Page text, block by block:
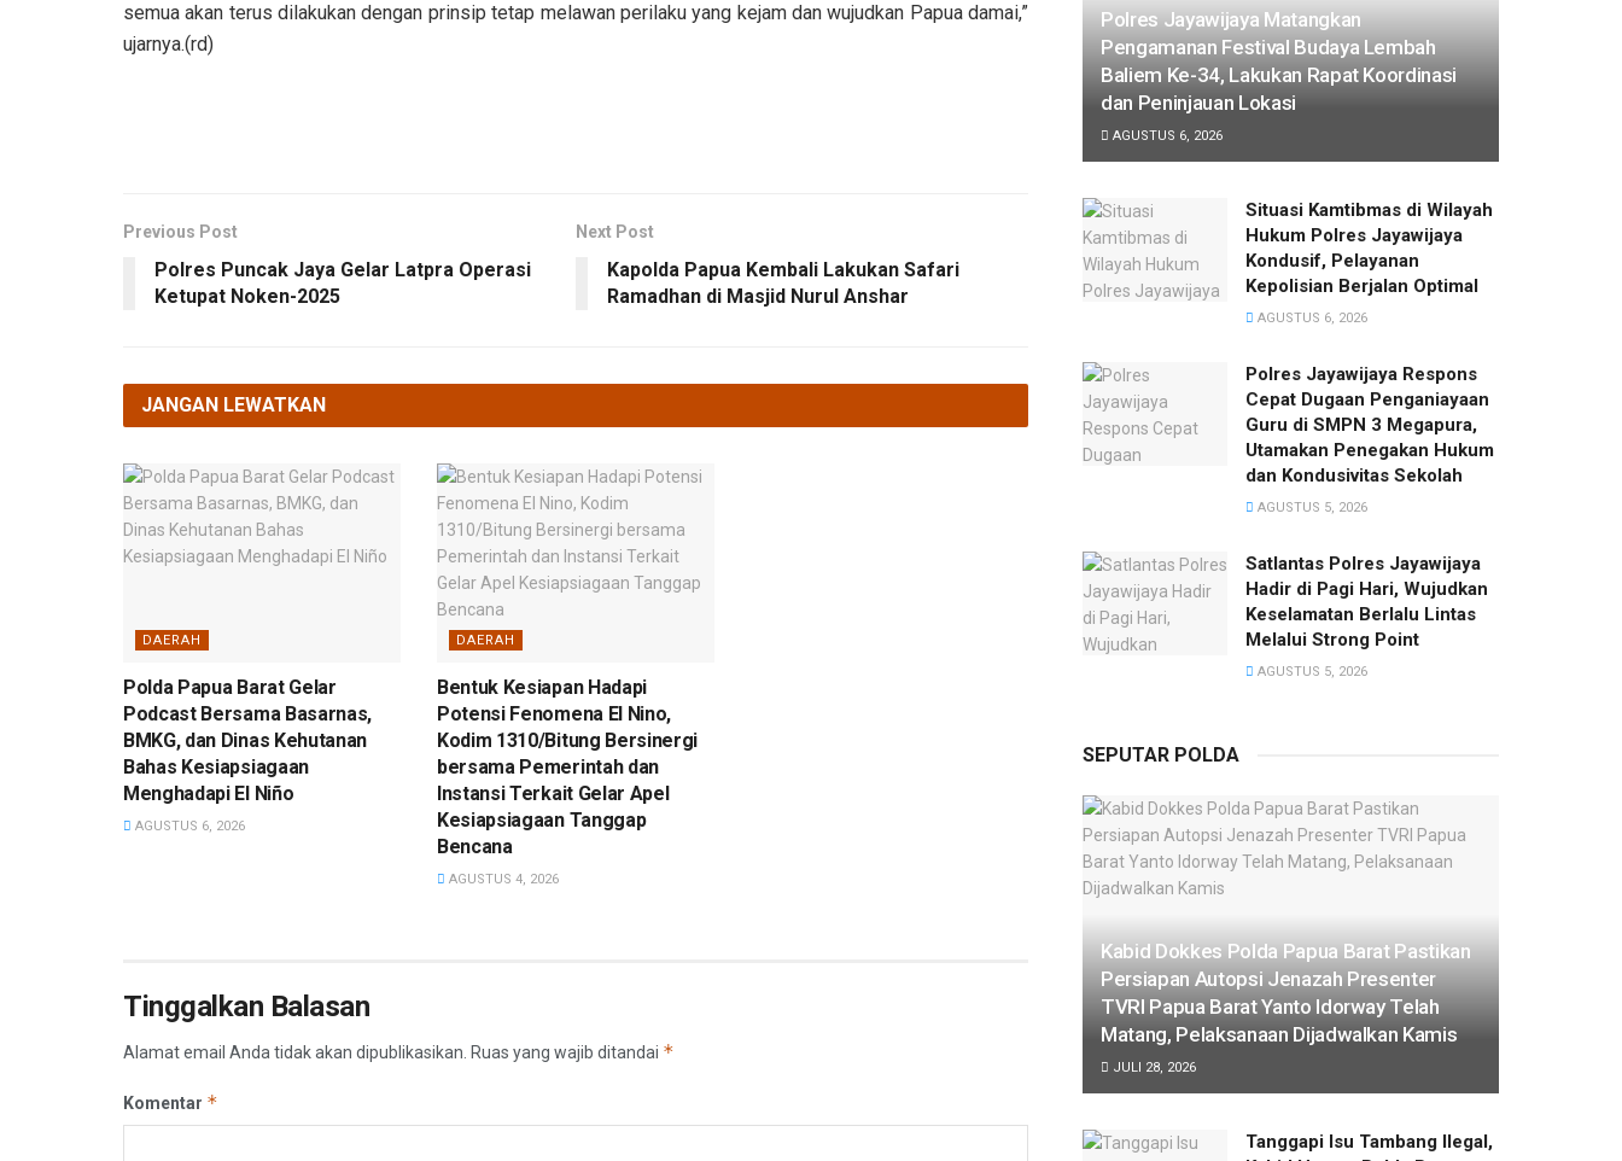
semua akan terus dilakukan dengan prinsip tetap melawan perilaku yang kejam dan wujudkan Papua damai,”
ujarnya.(rd)
Previous Post
Polres Puncak Jaya Gelar Latpra Operasi
Ketupat Noken-2025
Next Post
Kapolda Papua Kembali Lakukan Safari
Ramadhan di Masjid Nurul Anshar
JANGAN LEWATKAN
DAERAH
Polda Papua Barat Gelar
Podcast Bersama Basarnas,
BMKG, dan Dinas Kehutanan
Bahas Kesiapsiagaan
Menghadapi El Niño
AGUSTUS 6, 2026
DAERAH
Bentuk Kesiapan Hadapi
Potensi Fenomena El Nino,
Kodim 1310/Bitung Bersinergi
bersama Pemerintah dan
Instansi Terkait Gelar Apel
Kesiapsiagaan Tanggap
Bencana
AGUSTUS 4, 2026
Tinggalkan Balasan
Alamat email Anda tidak akan dipublikasikan. Ruas yang wajib ditandai *
Komentar *
Polres Jayawijaya Matangkan
Pengamanan Festival Budaya Lembah
Baliem Ke-34, Lakukan Rapat Koordinasi
dan Peninjauan Lokasi
AGUSTUS 6, 2026
Situasi Kamtibmas di Wilayah
Hukum Polres Jayawijaya
Kondusif, Pelayanan
Kepolisian Berjalan Optimal
AGUSTUS 6, 2026
Polres Jayawijaya Respons
Cepat Dugaan Penganiayaan
Guru di SMPN 3 Megapura,
Utamakan Penegakan Hukum
dan Kondusivitas Sekolah
AGUSTUS 5, 2026
Satlantas Polres Jayawijaya
Hadir di Pagi Hari, Wujudkan
Keselamatan Berlalu Lintas
Melalui Strong Point
AGUSTUS 5, 2026
SEPUTAR POLDA
Kabid Dokkes Polda Papua Barat Pastikan
Persiapan Autopsi Jenazah Presenter
TVRI Papua Barat Yanto Idorway Telah
Matang, Pelaksanaan Dijadwalkan Kamis
JULI 28, 2026
Tanggapi Isu Tambang Ilegal,